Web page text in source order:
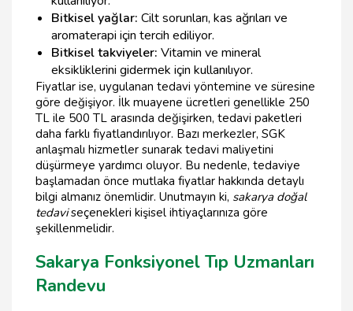
Bitkisel yağlar: Cilt sorunları, kas ağrıları ve
aromaterapi için tercih ediliyor.
Bitkisel takviyeler: Vitamin ve mineral
eksikliklerini gidermek için kullanılıyor.
Fiyatlar ise, uygulanan tedavi yöntemine ve süresine
göre değişiyor. İlk muayene ücretleri genellikle 250
TL ile 500 TL arasında değişirken, tedavi paketleri
daha farklı fiyatlandırılıyor. Bazı merkezler, SGK
anlaşmalı hizmetler sunarak tedavi maliyetini
düşürmeye yardımcı oluyor. Bu nedenle, tedaviye
başlamadan önce mutlaka fiyatlar hakkında detaylı
bilgi almanız önemlidir. Unutmayın ki, sakarya doğal
tedaviseçenekleri kişisel ihtiyaçlarınıza göre
şekillenmelidir.
Sakarya Fonksiyonel Tıp Uzmanları
Randevu